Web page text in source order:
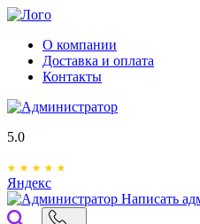
О компании
Доставка и оплата
Контакты
5.0
Яндекс
Написать